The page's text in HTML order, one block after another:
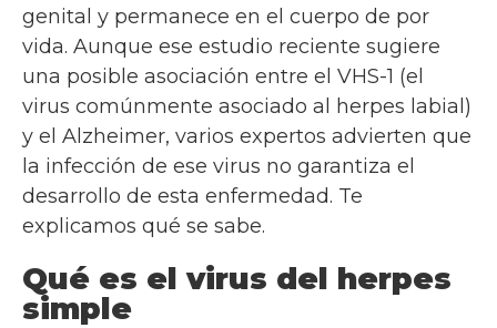
genital y permanece en el cuerpo de por
vida. Aunque ese estudio reciente sugiere
una posible asociación entre el VHS-1 (el
virus comúnmente asociado al herpes labial)
y el Alzheimer, varios expertos advierten que
la infección de ese virus no garantiza el
desarrollo de esta enfermedad. Te
explicamos qué se sabe.
Qué es el virus del herpes
simple